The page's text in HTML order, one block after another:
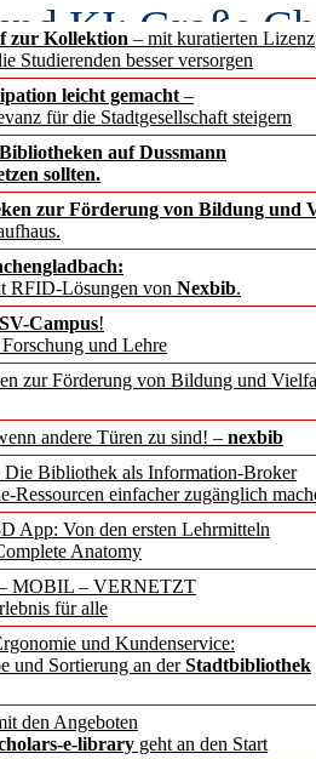
zur Kollektion – mit kuratierten
Studierenden besser versorgen
leicht gemacht –
für die Stadtgesellschaft steigern
auf Dussmann
sollten.
zur Förderung von Bildung und
RFID-Lösungen von Nexbib.
Campus!
und Lehre
zur Förderung von Bildung und
andere Türen zu sind! – nexbib
Die Bibliothek als Information-Broker
einfacher zugänglich
App: Von den ersten Lehrmitteln
Anatomy
MOBIL – VERNETZT
für alle
und Kundenservice:
und Sortierung an derStadtbibliothek
den Angeboten
e-library geht an den Start
KI: Große
erstes
Research –
für
Attempto
in
Institut neu
und